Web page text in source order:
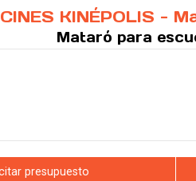
CINES KINÉPOLIS -
Mataró para
presupuesto